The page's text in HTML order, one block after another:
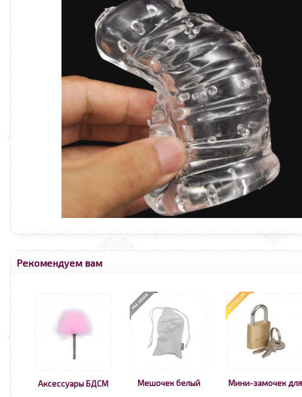
Рекомендуем вам
Аксессуары БДСМ Мешочек белый Мини-замочек для